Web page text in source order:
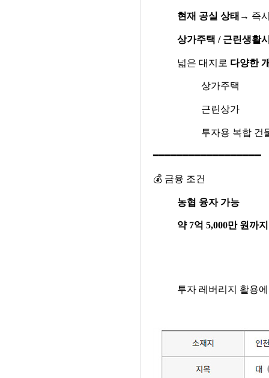
현재 공실 상태 → 즉
상가주택 / 근린생활
넓은 대지로 다양한
상가주택
근린상가
투자용 복합 건
━━━━━━━━━━━━━━━━━━
💰 금융 조건
농협 융자 가능
약 7억 5,000만 원까
투자 레버리지 활용